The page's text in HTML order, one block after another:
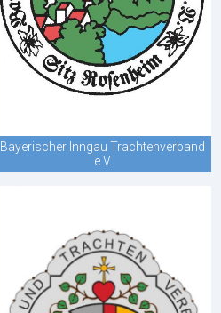
Bayerischer Inngau Trachtenverband
e.V.